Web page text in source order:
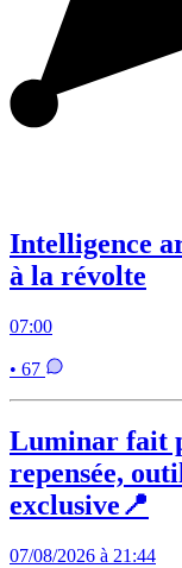
Intelligence
à la révolte
07:00
• 67
Luminar fait
repensée,
exclusive📍
07/08/2026 à 21:44